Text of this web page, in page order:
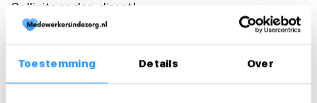
Toestemming Details Over
Solliciteer dan direct!
Solliciteer binnen 1 minuut